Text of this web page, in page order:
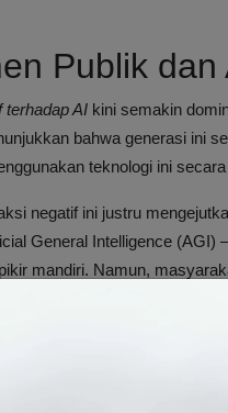
Publik dan
terhadap AI kini semakin
bahwa generasi ini
teknologi ini
negatif ini justru
General Intelligence
mandiri. Namun,
kenaikan biaya listrik akibat
masih kaget dengan
‘kalau kita tidak bertindak,
(@dz), 13 April 2026